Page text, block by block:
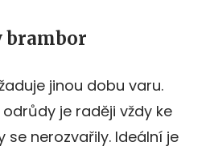
brambor
jinou dobu varu.
odrůdy je raději vždy ke
se nerozvařily. Ideální je